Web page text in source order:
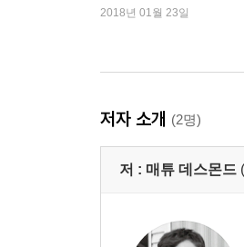
20. 노스사이드를 원하
21. 머리가 큰 소년
22. 사람들이 엄마한테
24. 아무리 해도 이 수
2018년 01월 23일
저자 소개 (2명)
저 : 매튜 데스몬드